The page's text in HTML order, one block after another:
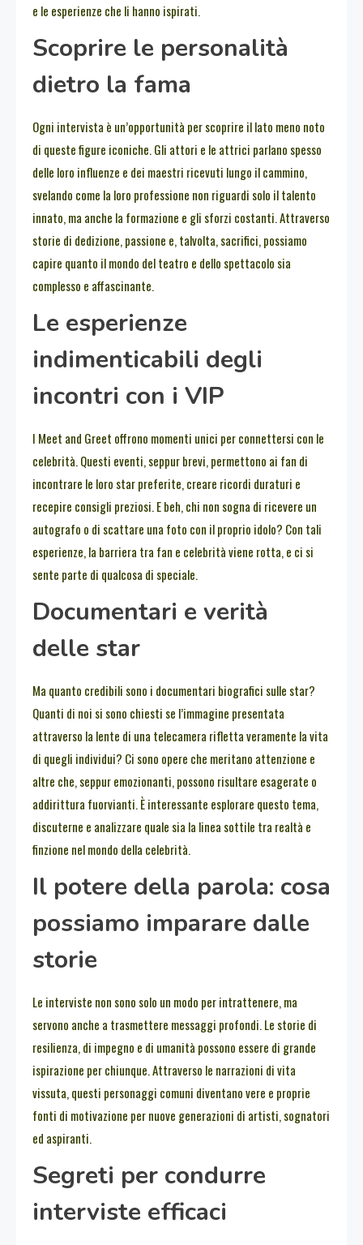
e le esperienze che li hanno ispirati.
Scoprire le personalità
dietro la fama
Ogni intervista è un’opportunità per scoprire il lato meno noto
di queste figure iconiche. Gli attori e le attrici parlano spesso
delle loro influenze e dei maestri ricevuti lungo il cammino,
svelando come la loro professione non riguardi solo il talento
innato, ma anche la formazione e gli sforzi costanti. Attraverso
storie di dedizione, passione e, talvolta, sacrifici, possiamo
capire quanto il mondo del teatro e dello spettacolo sia
complesso e affascinante.
Le esperienze
indimenticabili degli
incontri con i VIP
I Meet and Greet offrono momenti unici per connettersi con le
celebrità. Questi eventi, seppur brevi, permettono ai fan di
incontrare le loro star preferite, creare ricordi duraturi e
recepire consigli preziosi. E beh, chi non sogna di ricevere un
autografo o di scattare una foto con il proprio idolo? Con tali
esperienze, la barriera tra fan e celebrità viene rotta, e ci si
sente parte di qualcosa di speciale.
Documentari e verità
delle star
Ma quanto credibili sono i documentari biografici sulle star?
Quanti di noi si sono chiesti se l’immagine presentata
attraverso la lente di una telecamera rifletta veramente la vita
di quegli individui? Ci sono opere che meritano attenzione e
altre che, seppur emozionanti, possono risultare esagerate o
addirittura fuorvianti. È interessante esplorare questo tema,
discuterne e analizzare quale sia la linea sottile tra realtà e
finzione nel mondo della celebrità.
Il potere della parola: cosa
possiamo imparare dalle
storie
Le interviste non sono solo un modo per intrattenere, ma
servono anche a trasmettere messaggi profondi. Le storie di
resilienza, di impegno e di umanità possono essere di grande
ispirazione per chiunque. Attraverso le narrazioni di vita
vissuta, questi personaggi comuni diventano vere e proprie
fonti di motivazione per nuove generazioni di artisti, sognatori
ed aspiranti.
Segreti per condurre
interviste efficaci